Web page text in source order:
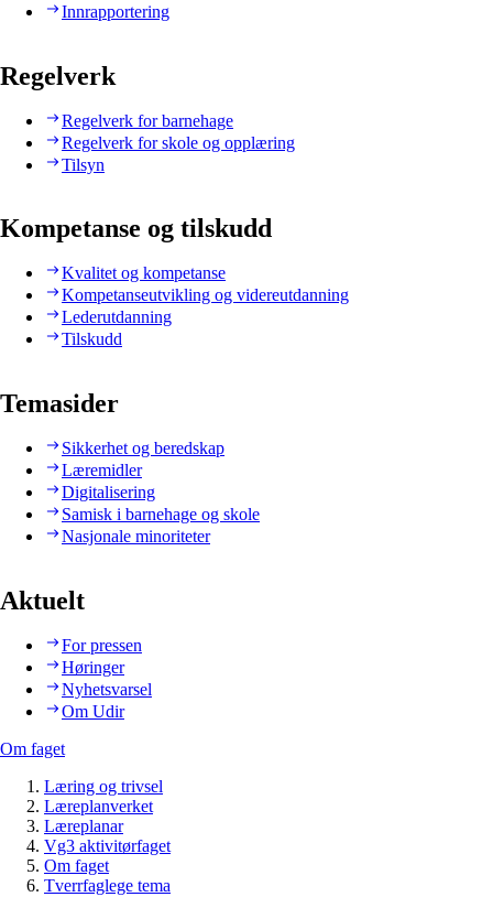
Innrapportering
Regelverk
Regelverk for barnehage
Regelverk for skole og opplæring
Tilsyn
Kompetanse og tilskudd
Kvalitet og kompetanse
Kompetanseutvikling og videreutdanning
Lederutdanning
Tilskudd
Temasider
Sikkerhet og beredskap
Læremidler
Digitalisering
Samisk i barnehage og skole
Nasjonale minoriteter
Aktuelt
For pressen
Høringer
Nyhetsvarsel
Om Udir
Om faget
Læring og trivsel
Læreplanverket
Læreplanar
Vg3 aktivitørfaget
Om faget
Tverrfaglege tema